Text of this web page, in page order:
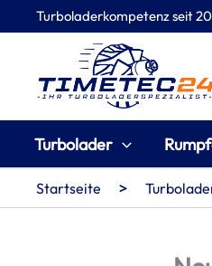
Turboladerkompetenz seit
Turbolader
Inhalt
Startseite >